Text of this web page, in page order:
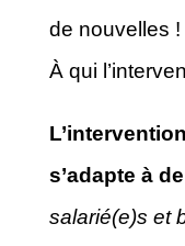
de nouvelles !
À qui
s’adapte à
salarié(e)s et